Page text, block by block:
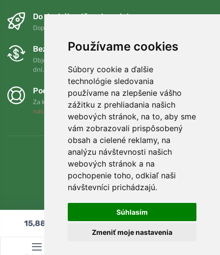
Používame cookies
Súbory cookie a ďalšie
technológie sledovania
používame na zlepšenie vášho
zážitku z prehliadania našich
webových stránok, na to, aby sme
vám zobrazovali prispôsobený
obsah a cielené reklamy, na
analýzu návštevnosti našich
webových stránok a na
pochopenie toho, odkiaľ naši
návštevníci prichádzajú.
Súhlasím
Zmeniť moje nastavenia
Do druhého dňa a bezplatne
Doprava zadarmo pri objednávkach nad 75 EUR
Bezplatná výmena a vrátenie tovaru
Objednávku môžete kedykoľvek vrátiť alebo vymeniť do 90
dní.
Podporujeme Trees.org
Za každú objednávku zasadíme strom! Prečítajte si viac
nás
15,88 Pridať do košíka